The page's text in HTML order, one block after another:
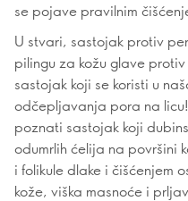
se pojave pravilnim
U stvari, sastojak protiv
pilingu za kožu glave
sastojak koji se koristi u
odčepljavanja pora na
poznati sastojak koji
odumrlih ćelija na površini
i folikule dlake i čišćenjem
kože, viška masnoće i